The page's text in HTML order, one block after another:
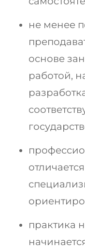
не менее
основе
работой,
практика